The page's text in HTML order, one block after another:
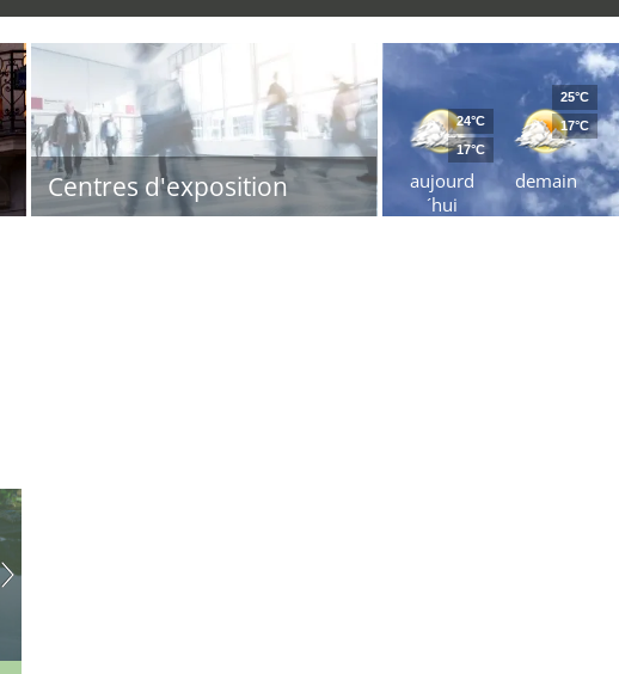
Centres d'exposition
aujourd
´hui
24°C
17°C
demain
25°C
17°C